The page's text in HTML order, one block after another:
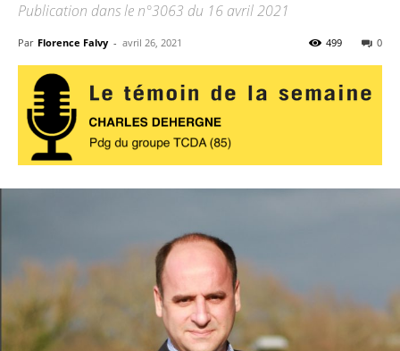
Publication dans le n°3063 du 16 avril 2021
Par Florence Falvy - avril 26, 2021 0
499